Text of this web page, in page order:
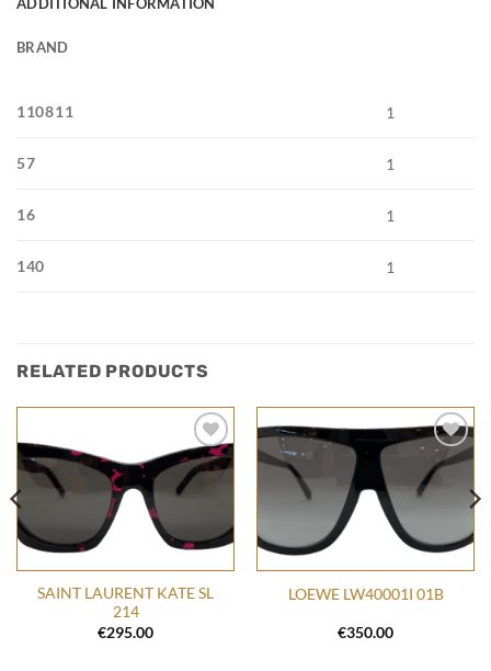
ADDITIONAL INFORMATION
BRAND
110811 1
57 1
16 1
140 1
RELATED PRODUCTS
Add to
wishlist
SAINT LAURENT KATE SL
214
€295.00
Add to
wishlist
LOEWE LW40001I 01B
€350.00